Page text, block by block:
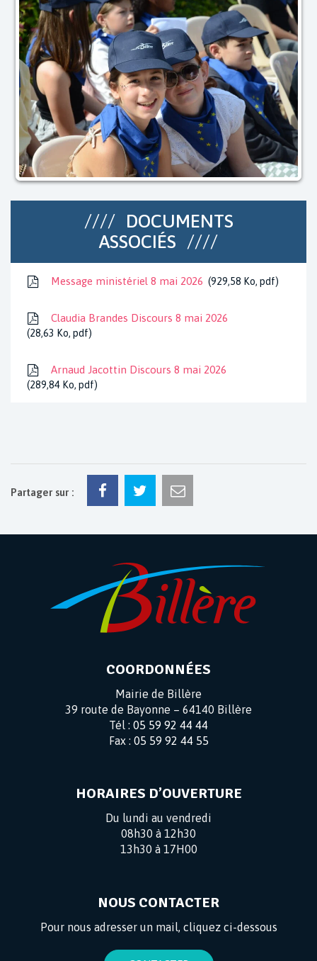
DOCUMENTS
ASSOCIÉS
Message ministériel 8 mai 2026 929,58 Ko, pdf
Claudia Brandes Discours 8 mai 2026
28,63 Ko, pdf
Arnaud Jacottin Discours 8 mai 2026
289,84 Ko, pdf
Partager sur :
COORDONNÉES
Mairie de Billère
39 route de Bayonne – 64140 Billère
Tél : 05 59 92 44 44
Fax : 05 59 92 44 55
HORAIRES D’OUVERTURE
Du lundi au vendredi
08h30 à 12h30
13h30 à 17H00
NOUS CONTACTER
Pour nous adresser un mail, cliquez ci-dessous